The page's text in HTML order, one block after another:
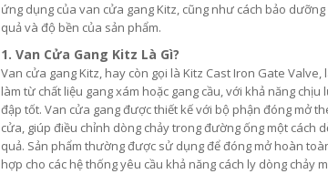
ứng dụng của van cửa gang Kitz, cũng như cách bảo dưỡng
quả và độ bền của sản phẩm.
1. Van Cửa Gang Kitz Là Gì?
Van cửa gang Kitz, hay còn gọi là Kitz Cast Iron Gate Valve,
làm từ chất liệu gang xám hoặc gang cầu, với khả năng chịu
đập tốt. Van cửa gang được thiết kế với bộ phận đóng mở
cửa, giúp điều chỉnh dòng chảy trong đường ống một cách
quả. Sản phẩm thường được sử dụng để đóng mở hoàn
hợp cho các hệ thống yêu cầu khả năng cách ly dòng chảy